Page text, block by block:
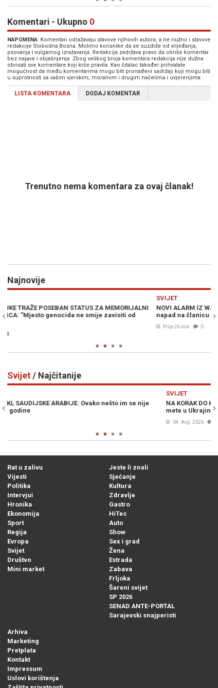
Komentari - Ukupno 0
NAPOMENA: Komentari odražavaju stavove njihovih autora, a ne nužno i stavove
redakcije Slobodna Bosna. Molimo korisnike da se suzdrže od vrijeđanja,
psovanja i vulgarnog izražavanja. Redakcija zadržava pravo da obriše komentar
bez najave i objašnjenja. Zbog velikog broja komentara redakcija nije dužna
obrisati sve komentare koji krše pravila. Kao čitalac također prihvatate
mogućnost da među komentarima mogu biti pronađeni sadržaji koji mogu biti
u suprotnosti sa vašim vjerskim, moralnim i drugim načelima i uvjerenjima.
LISTA KOMENTARA DODAJ KOMENTAR
Trenutno nema komentara za ovaj članak!
Najnovije
NOVI ALARM IZ WASHINGTONA: Rusija bi mogla isprovocirati
napad na članicu NATO-a
Svijet/ Najčitanije
NA KORAK DO KATASTROFE: Iran potvrdio da je imao spremne
mete u Ukrajini, evo kako je došlo do preokreta u zadnji čas
Rat u zalivu
Vijesti
Politika
Intervjui
Hronika
Ekonomija
Sport
Regija
Evropa
Svijet
Društvo
Mini market
Jeste li znali
Sjećanje
Kultura
Zdravlje
Gastro
HiTec
Auto
Show
Sex i grad
Žena
Estrada
Zabava
Frljoka
Šareni svijet
SP 2026
SENAD ANTE-PORTAL
Sarajevski snajperisti
Arhiva
Marketing
Pretplata
Kontakt
Impressum
Uslovi korištenja